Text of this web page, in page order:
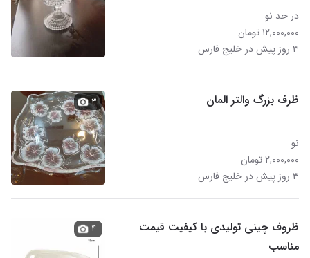
در حد نو
۱۲,۰۰۰,۰۰۰ تومان
۳ روز پیش در خلیج فارس
ظرف بزرگ والتر المان
نو
۲,۰۰۰,۰۰۰ تومان
۳ روز پیش در خلیج فارس
۳
ظروف چینی تولیدی با کیفیت قیمت
مناسب
۴